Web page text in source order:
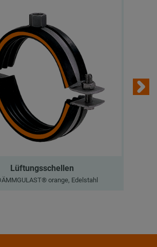
Lüftungsschellen
orange, Edelstahl